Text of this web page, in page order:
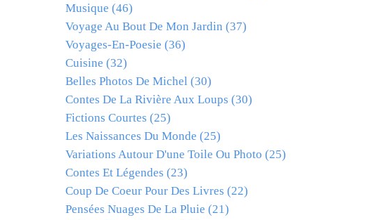
Musique (46)
Voyage Au Bout De Mon Jardin (37)
Voyages-En-Poesie (36)
Cuisine (32)
Belles Photos De Michel (30)
Contes De La Rivière Aux Loups (30)
Fictions Courtes (25)
Les Naissances Du Monde (25)
Variations Autour D'une Toile Ou Photo (25)
Contes Et Légendes (23)
Coup De Coeur Pour Des Livres (22)
Pensées Nuages De La Pluie (21)